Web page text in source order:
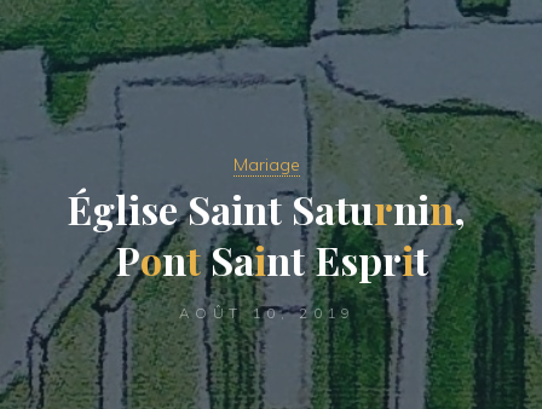
Mariage
ÉgliseSaintSaturnin,
PontSaintEsprit
AOÛT 10, 2019